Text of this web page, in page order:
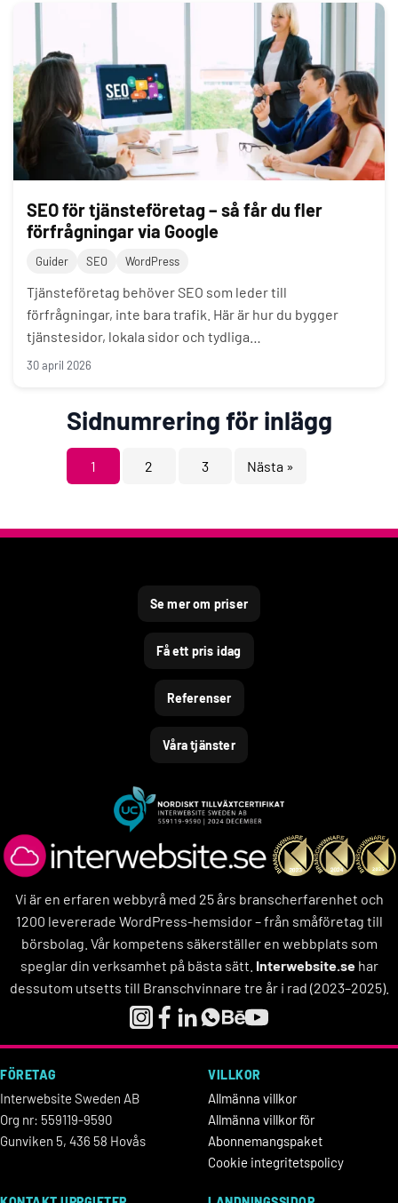
SEO för tjänsteföretag – så får du fler
förfrågningar via Google
Guider SEO WordPress
Tjänsteföretag behöver SEO som leder till
förfrågningar, inte bara trafik. Här är hur du bygger
tjänstesidor, lokala sidor och tydliga…
30 april 2026
Sidnumrering för inlägg
1 2 3 Nästa »
Se mer om priser
Få ett pris idag
Referenser
Våra tjänster
Vi är en erfaren webbyrå med 25 års branscherfarenhet och
1200 levererade WordPress-hemsidor – från småföretag till
börsbolag. Vår kompetens säkerställer en webbplats som
speglar din verksamhet på bästa sätt. Interwebsite.sehar
dessutom utsetts till Branschvinnare tre år i rad (2023–2025).
FÖRETAG
Interwebsite Sweden AB
Org nr: 559119-9590
Gunviken 5, 436 58 Hovås
VILLKOR
Allmänna villkor
Allmänna villkor för
Abonnemangspaket
Cookie integritetspolicy